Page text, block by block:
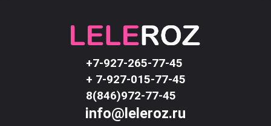
+7-927-265-77-45
+ 7-927-015-77-45
8(846)972-77-45
info@leleroz.ru